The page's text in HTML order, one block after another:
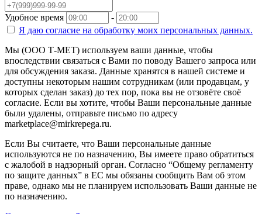
Удобное время
-
Я даю согласие на обработку моих персональных данных.
Мы (ООО Т-МЕТ) используем ваши данные, чтобы
впоследствии связаться с Вами по поводу Вашего запроса или
для обсуждения заказа. Данные хранятся в нашей системе и
доступны некоторым нашим сотрудникам (или продавцам, у
которых сделан заказ) до тех пор, пока вы не отзовёте своё
согласие. Если вы хотите, чтобы Ваши персональные данные
были удалены, отправьте письмо по адресу
marketplace@mirkrepega.ru.
Если Вы считаете, что Ваши персональные данные
используются не по назначению, Вы имеете право обратиться
с жалобой в надзорный орган. Согласно “Общему регламенту
по защите данных” в ЕС мы обязаны сообщить Вам об этом
праве, однако мы не планируем использовать Ваши данные не
по назначению.